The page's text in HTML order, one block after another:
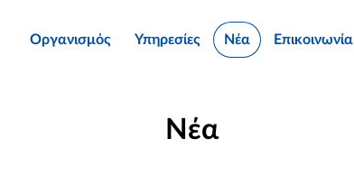
Οργανισμός Υπηρεσίες Νέα Επικοινωνία
Νέα